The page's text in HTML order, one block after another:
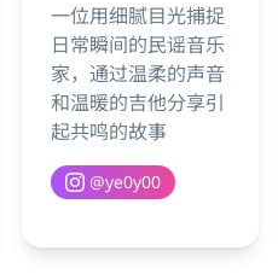
一位用细腻目光捕捉
日常瞬间的民谣音乐
家，通过温柔的声音
和温暖的吉他分享引
起共鸣的故事
@ye0y00